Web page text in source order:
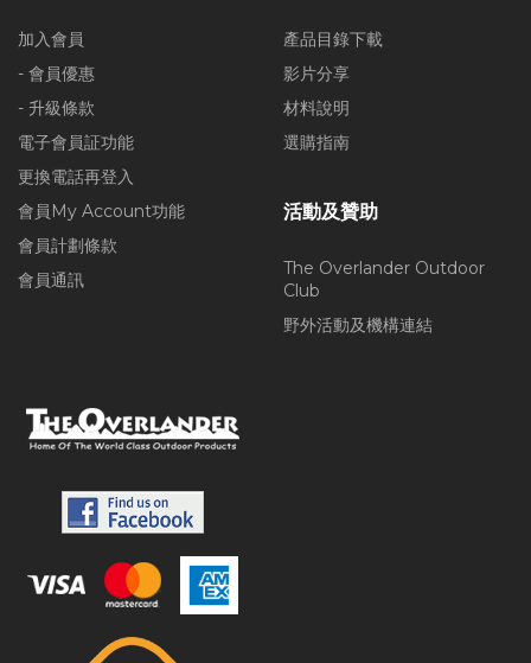
加入會員
- 會員優惠
- 升級條款
電子會員証功能
更換電話再登入
會員My Account功能
會員計劃條款
會員通訊
產品目錄下載
影片分享
材料說明
選購指南
活動及贊助
The Overlander Outdoor
Club
野外活動及機構連結